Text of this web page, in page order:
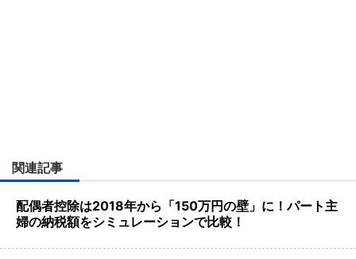
関連記事
配偶者控除は2018年から「150万円の壁」に！パート主
婦の納税額をシミュレーションで比較！